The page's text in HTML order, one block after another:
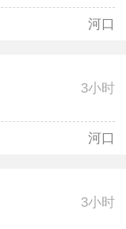
河口
3小时
河口
3小时